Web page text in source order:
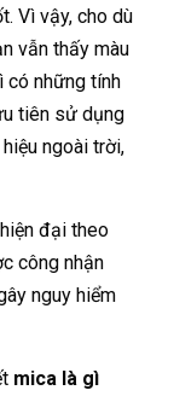
Vì vậy, cho dù
vẫn thấy màu
có những tính
tiên sử dụng
ngoài trời,
đại theo
công nhận
nguy hiểm
mica là gì